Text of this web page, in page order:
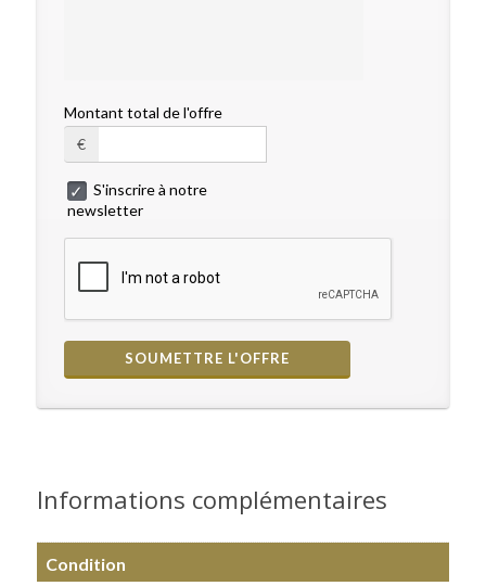
Montant total de l'offre
€
S'inscrire à notre
newsletter
Informations complémentaires
Condition